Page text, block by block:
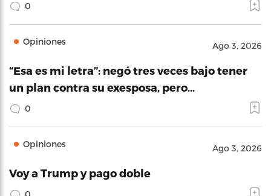
0
Opiniones Ago 3, 2026
“Esa es mi letra”: negó tres veces bajo tener
un plan contra su exesposa, pero…
0
Opiniones Ago 3, 2026
Voy a Trump y pago doble